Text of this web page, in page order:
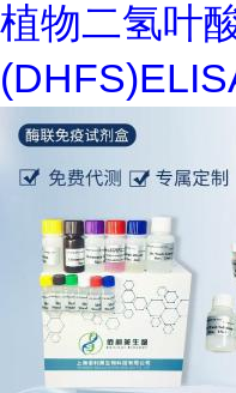
植物二氢叶